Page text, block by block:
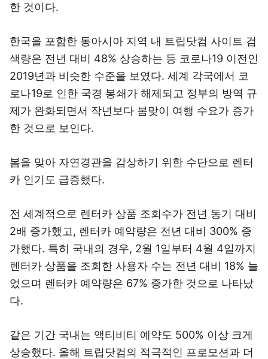
한 것이다.
한국을 포함한 동아시아 지역 내 트립닷컴 사이트 검
색량은 전년 대비 48% 상승하는 등 코로나19 이전인
2019년과 비슷한 수준을 보였다. 세계 각국에서 코
로나19로 인한 국경 봉쇄가 해제되고 정부의 방역 규
제가 완화되면서 작년보다 봄맞이 여행 수요가 증가
한 것으로 보인다.
봄을 맞아 자연경관을 감상하기 위한 수단으로 렌터
카 인기도 급증했다.
전 세계적으로 렌터카 상품 조회수가 전년 동기 대비
2배 증가했고, 렌터카 예약량은 전년 대비 300% 증
가했다. 특히 국내의 경우, 2월 1일부터 4월 4일까지
렌터카 상품을 조회한 사용자 수는 전년 대비 18% 늘
었으며 렌터카 예약량은 67% 증가한 것으로 나타났
다.
같은 기간 국내는 액티비티 예약도 500% 이상 크게
상승했다. 올해 트립닷컴의 적극적인 프로모션과 더